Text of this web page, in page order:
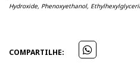
Hydroxide, Phenoxyethanol,
COMPARTILHE: